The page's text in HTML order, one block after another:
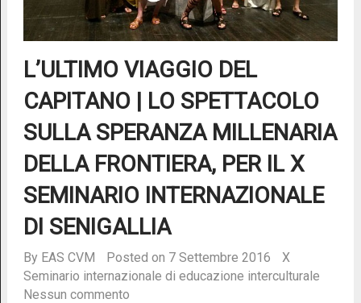
L’ULTIMO VIAGGIO DEL
CAPITANO | LO SPETTACOLO
SULLA SPERANZA MILLENARIA
DELLA FRONTIERA, PER IL X
SEMINARIO INTERNAZIONALE
DI SENIGALLIA
By EAS CVM Posted on 7 Settembre 2016
X
Seminario internazionale di educazione interculturale
Nessun commento